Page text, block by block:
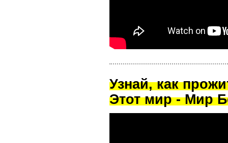
Узнай, как
Этот мир - Мир